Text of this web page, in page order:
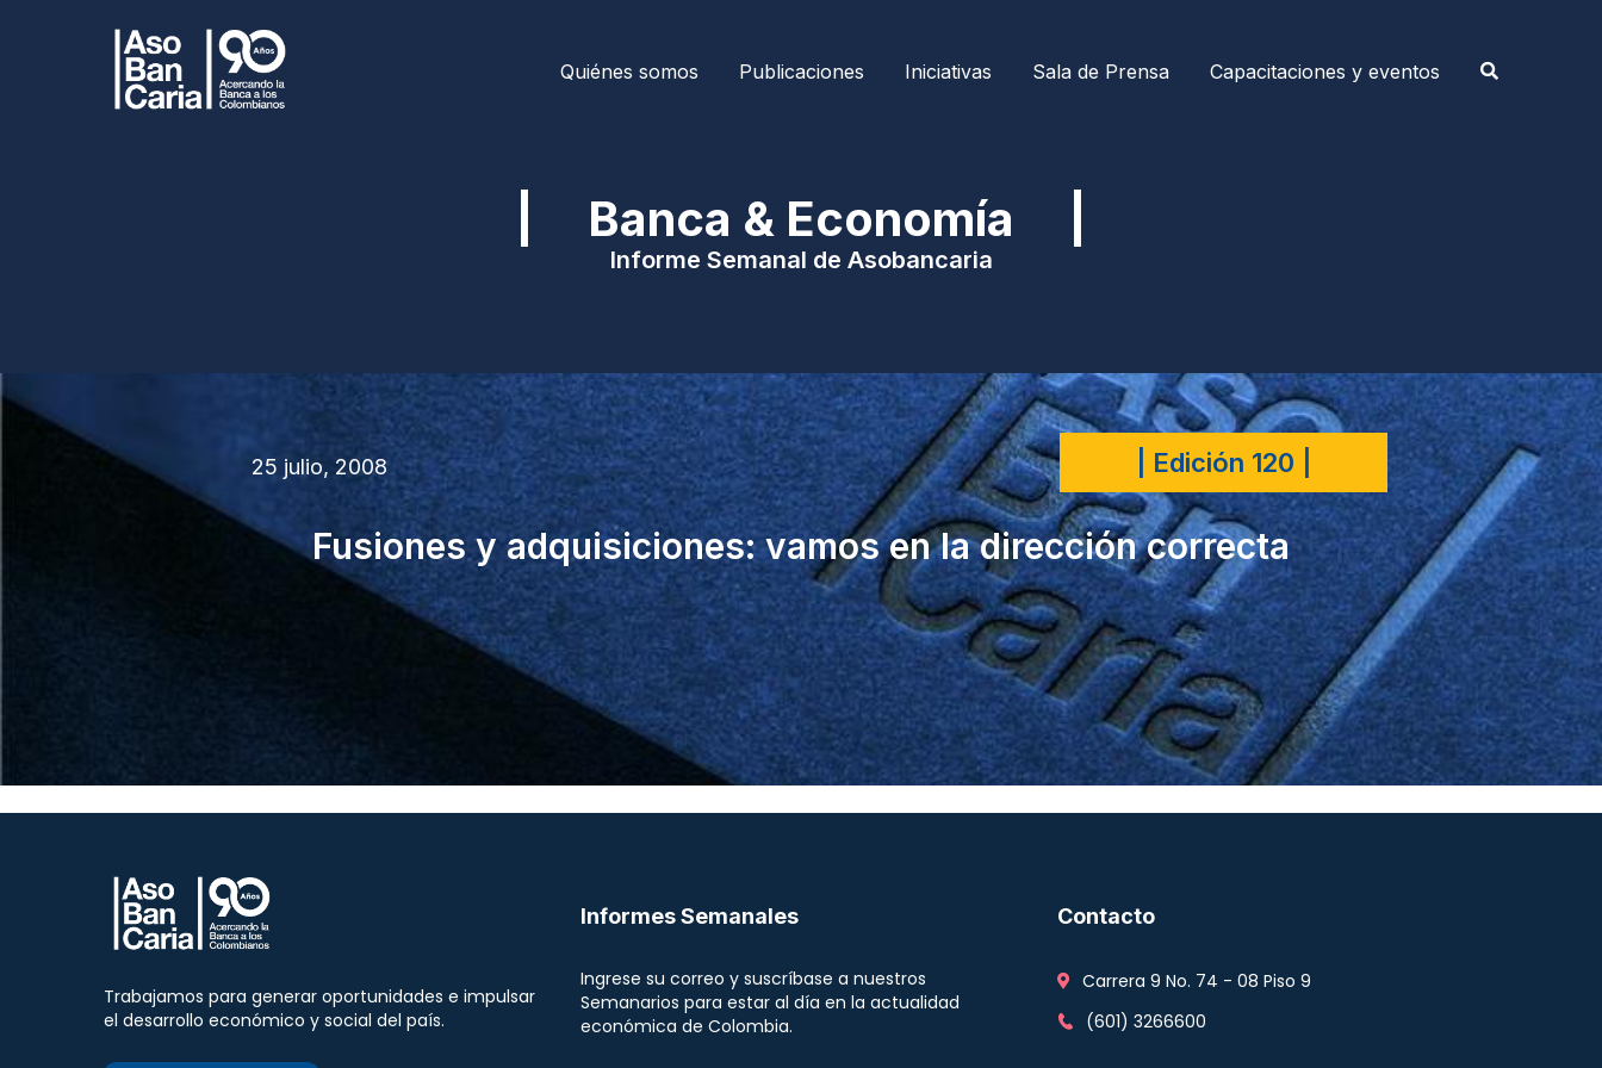
Quiénes somos Publicaciones Iniciativas Sala de Prensa Capacitaciones y eventos
| Banca & Economía |
Informe Semanal de Asobancaria
25 julio, 2008 | Edición 120 |
Fusiones y adquisiciones: vamos en la dirección correcta
Trabajamos para generar oportunidades e impulsar
el desarrollo económico y social del país.
Informes Semanales
Ingrese su correo y suscríbase a nuestros
Semanarios para estar al día en la actualidad
económica de Colombia.
Contacto
Carrera 9 No. 74 - 08 Piso 9
(601) 3266600